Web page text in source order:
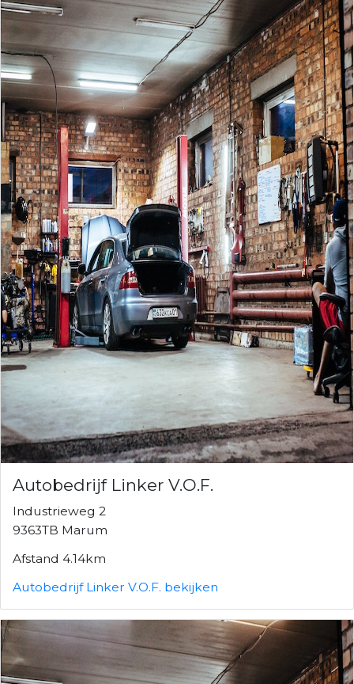
Autobedrijf Linker V.O.F.
Industrieweg 2
9363TB Marum
Afstand 4.14km
Autobedrijf Linker V.O.F. bekijken